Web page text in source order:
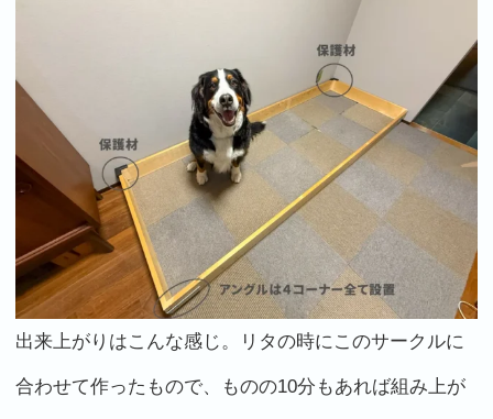
出来上がりはこんな感じ。リタの時にこのサークルに
合わせて作ったもので、ものの10分もあれば組み上が